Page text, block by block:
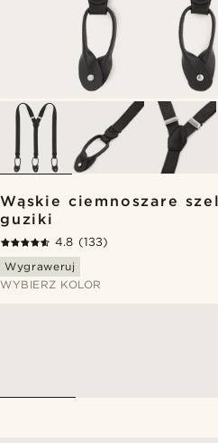
Wąskie ciemnoszare
guziki
4.8 (133)
Wygraweruj
WYBIERZ KOLOR